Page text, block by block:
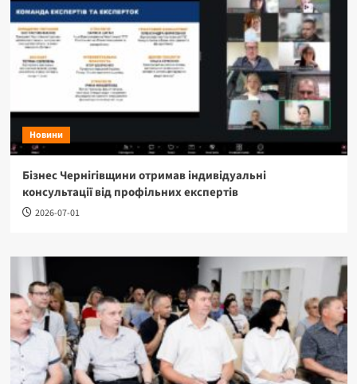
Новини
Бізнес Чернігівщини отримав індивідуальні
консультації від профільних експертів
2026-07-01